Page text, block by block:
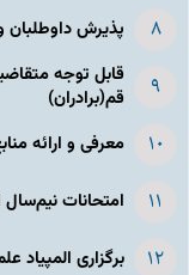
پذیرش داوطلبان
قابل توجه
قم(برادران)
معرفی و ارائه
امتحانات نیم‌سال اول
برگزاری المپیاد